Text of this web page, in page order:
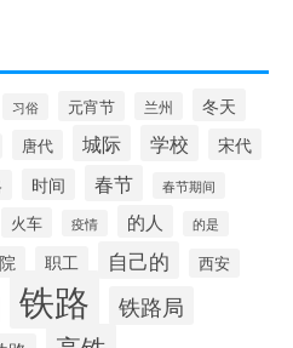
习俗 元宵节 兰州 冬天
唐代 城际 学校 宋代
时间 春节 春节期间
火车 疫情 的人 的是
职工 自己的 西安
铁路 铁路局